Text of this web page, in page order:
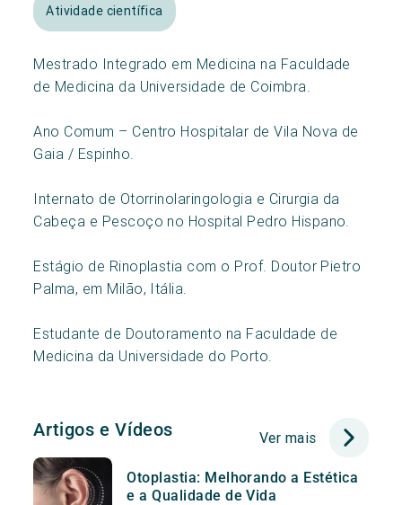
Atividade científica
Mestrado Integrado em Medicina na Faculdade
de Medicina da Universidade de Coimbra.
Ano Comum – Centro Hospitalar de Vila Nova de
Gaia / Espinho.
Internato de Otorrinolaringologia e Cirurgia da
Cabeça e Pescoço no Hospital Pedro Hispano.
Estágio de Rinoplastia com o Prof. Doutor Pietro
Palma, em Milão, Itália.
Estudante de Doutoramento na Faculdade de
Medicina da Universidade do Porto.
Artigos e Vídeos Ver mais
Otoplastia: Melhorando a Estética
e a Qualidade de Vida